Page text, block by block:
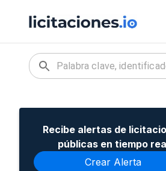
Recibe alertas de
públicas en tiempo
Crear Alerta